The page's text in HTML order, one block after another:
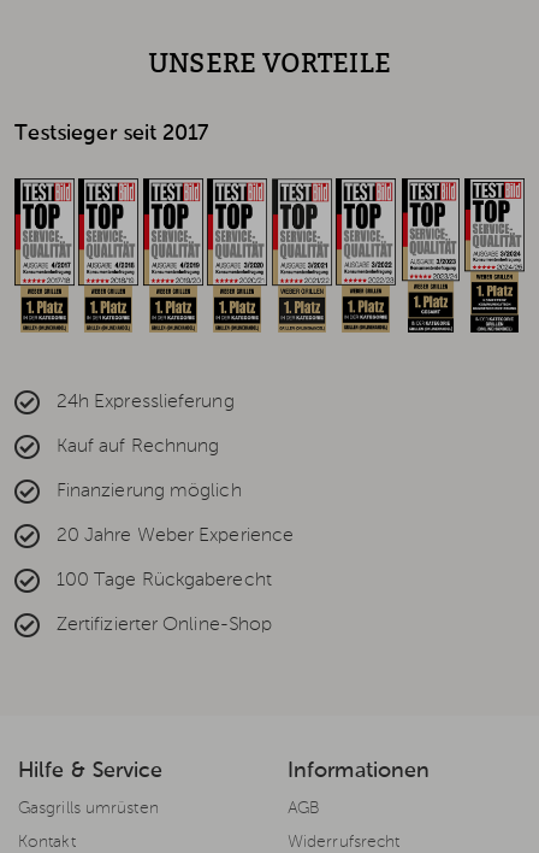
UNSERE VORTEILE
Testsieger seit 2017
24h Expresslieferung
Kauf auf Rechnung
Finanzierung möglich
20 Jahre Weber Experience
100 Tage Rückgaberecht
Zertifizierter Online-Shop
Hilfe & Service
Gasgrills umrüsten
Kontakt
Informationen
AGB
Widerrufsrecht